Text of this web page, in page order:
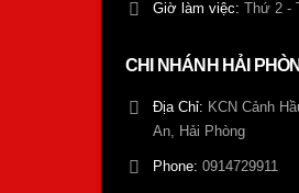
Giờ làm việc: Thứ 2
CHI NHÁNH HẢI
Địa Chỉ: KCN Cảnh
An, Hải Phòng
Phone: 0914729911